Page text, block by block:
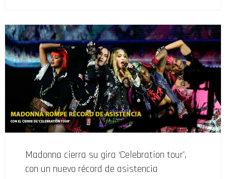
Madonna cierra su gira ‘Celebration tour’,
con un nuevo récord de asistencia